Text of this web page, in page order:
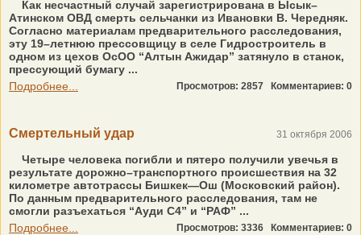
Как несчастный случай зарегистрирована в Ысык–
Атинском ОВД смерть сельчанки из Ивановки В. Чередняк.
Согласно материалам предварительного расследования,
эту 19–летнюю прессовщицу в селе Гидростроитель в
одном из цехов ОсОО “Алтын Ажидар” затянуло в станок,
прессующий бумагу ...
Подробнее...
Просмотров: 2857 Комментариев: 0
Смертельный удар 31 октября 2006
Четыре человека погибли и пятеро получили увечья в
результате дорожно–транспортного происшествия на 32
километре автотрассы Бишкек—Ош (Московский район).
По данным предварительного расследования, там не
смогли разъехаться “Ауди С4” и “РАФ” ...
Подробнее...
Просмотров: 3336 Комментариев: 0